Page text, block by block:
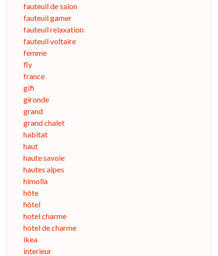
fauteuil de salon
fauteuil gamer
fauteuil relaxation
fauteuil voltaire
femme
fly
france
gifi
gironde
grand
grand chalet
habitat
haut
haute savoie
hautes alpes
himolla
hôte
hôtel
hotel charme
hotel de charme
ikea
interieur